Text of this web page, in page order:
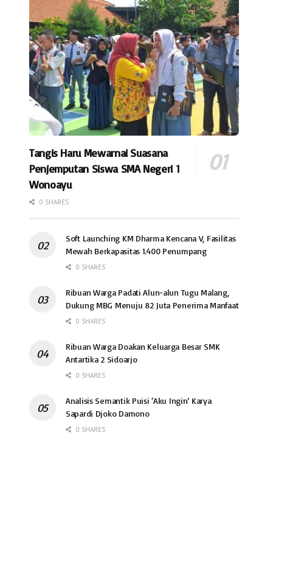
Tangis Haru Mewarnai Suasana
Penjemputan Siswa SMA Negeri 1
Wonoayu
0 SHARES
Soft Launching KM Dharma Kencana V, Fasilitas
Mewah Berkapasitas 1.400 Penumpang
0 SHARES
Ribuan Warga Padati Alun-alun Tugu Malang,
Dukung MBG Menuju 82 Juta Penerima Manfaat
0 SHARES
Ribuan Warga Doakan Keluarga Besar SMK
Antartika 2 Sidoarjo
0 SHARES
Analisis Semantik Puisi ‘Aku Ingin’ Karya
Sapardi Djoko Damono
0 SHARES